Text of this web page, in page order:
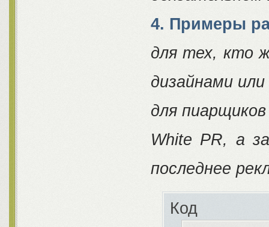
4. Примеры
для тех, кто
дизайнами
для
White PR, а
последнее
Код